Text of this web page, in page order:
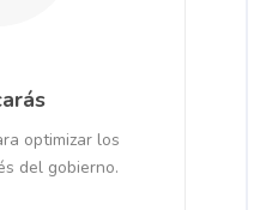
optimizar los
del gobierno.